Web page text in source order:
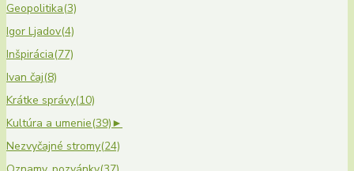
Geopolitika(3)
Igor Ljadov(4)
Inšpirácia(77)
Ivan čaj(8)
Krátke správy(10)
Kultúra a umenie(39)►
Nezvyčajné stromy(24)